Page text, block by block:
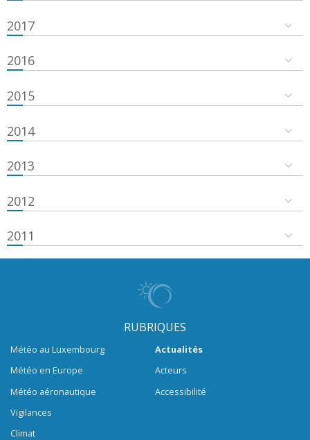
2017
2016
2015
2014
2013
2012
2011
RUBRIQUES
Météo au Luxembourg
Météo en Europe
Météo aéronautique
Vigilances
Climat
Actualités
Acteurs
Accessibilité